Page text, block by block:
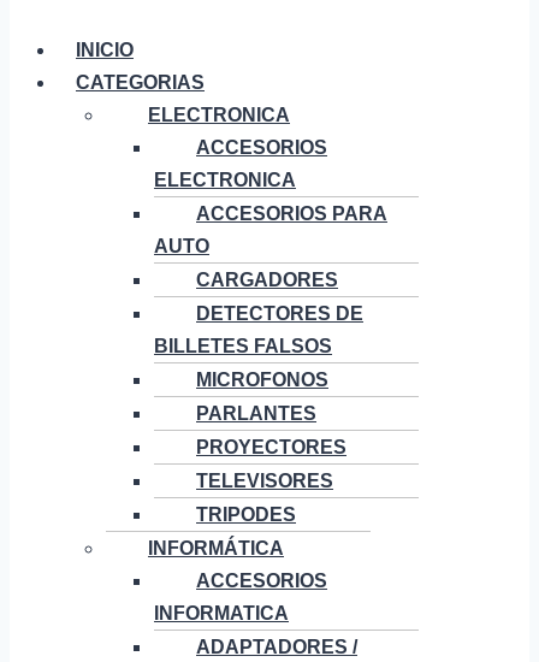
INICIO
CATEGORIAS
ELECTRONICA
ACCESORIOS
ELECTRONICA
ACCESORIOS PARA
AUTO
CARGADORES
DETECTORES DE
BILLETES FALSOS
MICROFONOS
PARLANTES
PROYECTORES
TELEVISORES
TRIPODES
INFORMÁTICA
ACCESORIOS
INFORMATICA
ADAPTADORES /